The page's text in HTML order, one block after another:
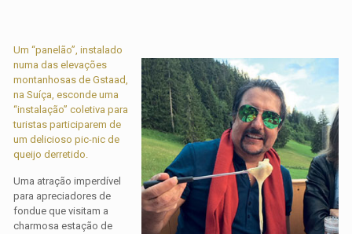
Um “panelão”, instalado
numa das elevações
montanhosas de Gstaad,
na Suíça, esconde uma
“instalação” coletiva para
turistas participarem de
um delicioso pic-nic de
queijo derretido.
Uma atração imperdível
para apreciadores de
fondue que visitam a
charmosa estação de